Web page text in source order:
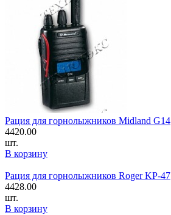
Рация для горнолыжников Midland G14
4420.00
шт.
В корзину
Рация для горнолыжников Roger KP-47
4428.00
шт.
В корзину